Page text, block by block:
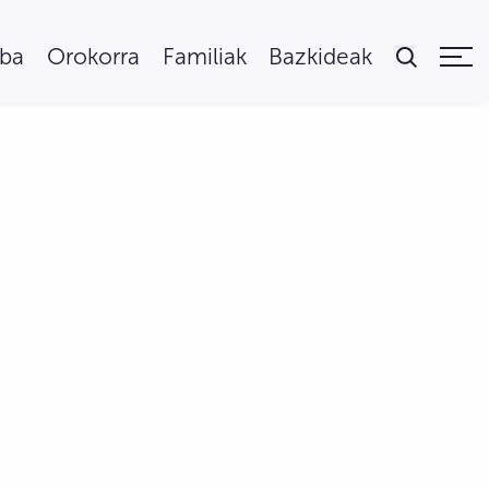
Orokorra Familiak Bazkideak